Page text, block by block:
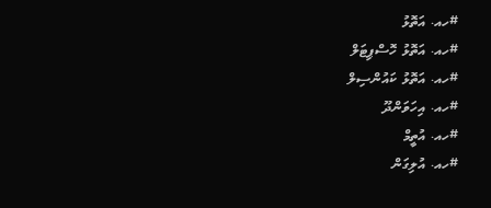
#ހއ. އަތޮޅު
#ހއ. އަތޮޅު ހޮސްޕިޓަލް
#ހއ. އަތޮޅު ކައުންސިލް
#ހއ. އިހަވަންދޫ
#ހއ. އުތީމް
#ހއ. އުލިގަން